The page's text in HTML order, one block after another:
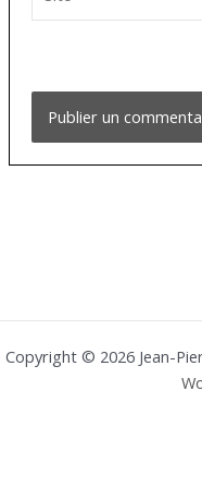
Copyright © 2026 Jean-